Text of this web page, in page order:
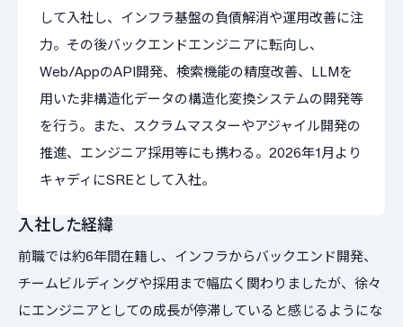
して入社し、インフラ基盤の負債解消や運用改善に注
力。その後バックエンドエンジニアに転向し、
Web/AppのAPI開発、検索機能の精度改善、LLMを
用いた非構造化データの構造化変換システムの開発等
を行う。また、スクラムマスターやアジャイル開発の
推進、エンジニア採用等にも携わる。2026年1月より
キャディにSREとして入社。
入社した経緯
前職では約6年間在籍し、インフラからバックエンド開発、
チームビルディングや採用まで幅広く関わりましたが、徐々
にエンジニアとしての成長が停滞していると感じるようにな